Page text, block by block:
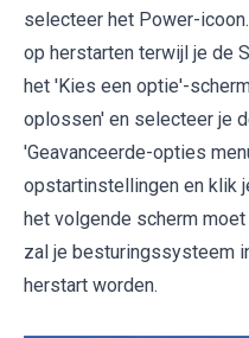
selecteer het Power-
op herstarten terwijl je de
het 'Kies een optie'-
oplossen' en selecteer je
'Geavanceerde-opties
opstartinstellingen en klik
het volgende scherm
zal je besturingssysteem
herstart worden.